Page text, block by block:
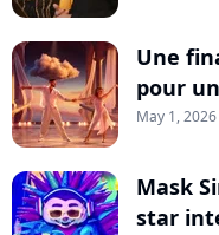
Une
pour
May 1, 2026
Mask
star